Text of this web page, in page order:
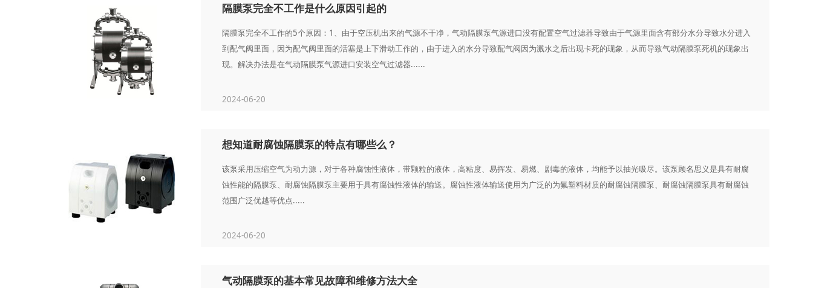
隔膜泵完全不工作是什么原因引起的
2024-06-20
隔膜泵完全不工作的5个原因：1、由于空压机出来的气源不干净，气动隔膜泵气源进口没有配置空气过滤器导致由于气源里面含有部分水分导致水分进入
到配气阀里面，因为配气阀里面的活塞是上下滑动工作的，由于进入的水分导致配气阀因为溅水之后出现卡死的现象，从而导致气动隔膜泵死机的现象出
现。解决办法是在气动隔膜泵气源进口安装空气过滤器......
想知道耐腐蚀隔膜泵的特点有哪些么？
2024-06-20
该泵采用压缩空气为动力源，对于各种腐蚀性液体，带颗粒的液体，高粘度、易挥发、易燃、剧毒的液体，均能予以抽光吸尽。该泵顾名思义是具有耐腐
蚀性能的隔膜泵、耐腐蚀隔膜泵主要用于具有腐蚀性液体的输送。腐蚀性液体输送使用为广泛的为氟塑料材质的耐腐蚀隔膜泵、耐腐蚀隔膜泵具有耐腐蚀
范围广泛优越等优点.....
气动隔膜泵的基本常见故障和维修方法大全